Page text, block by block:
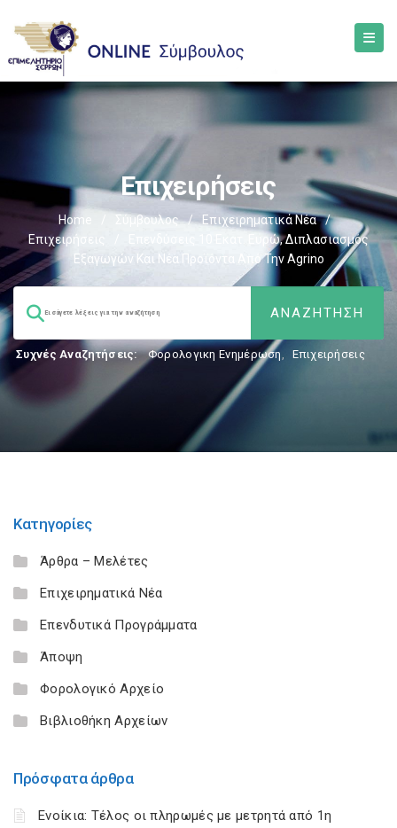
Επιχειρήσεις
Home Σύμβουλος / Επιχειρηματικά Νέα
/
Επιχειρήσεις
Επενδύσεις 10 Εκατ. Ευρώ, Διπλασιασμός
Εξαγωγών Και Νέα Προϊόντα Από Την Agrino
Συχνές Αναζητήσεις: Φορολογικη Ενημέρωση, Επιχειρήσεις
Κατηγορίες
Άρθρα – Μελέτες
Επιχειρηματικά Νέα
Επενδυτικά Προγράμματα
Άποψη
Φορολογικό Αρχείο
Βιβλιοθήκη Αρχείων
Πρόσφατα άρθρα
Ενοίκια: Τέλος οι πληρωμές με μετρητά από 1η